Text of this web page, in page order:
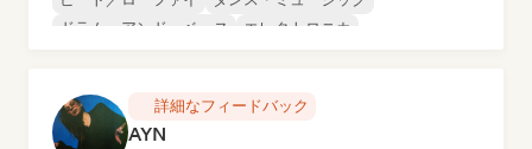
ドラム・アンド・ベース
エレクトロニカ
詳細なフィードバック
AYN